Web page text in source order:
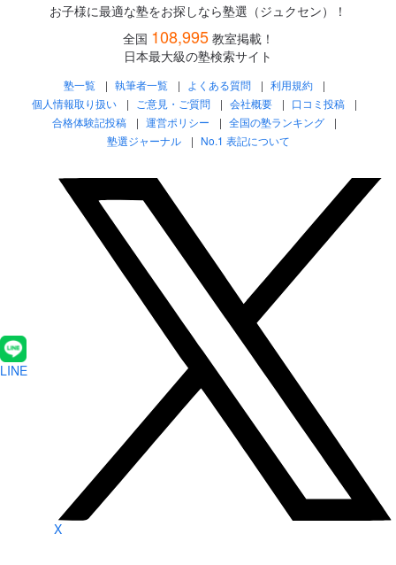
お子様に最適な塾をお探しなら塾選（ジュクセン）！
全国 108,995 教室掲載！
日本最大級の塾検索サイト
塾一覧 執筆者一覧 よくある質問
利用規約
個人情報取り扱い
ご意見・ご質問 会社概要
口コミ投稿
合格体験記投稿
運営ポリシー
全国の塾ランキング
塾選ジャーナル
No.1 表記について
LINE
X